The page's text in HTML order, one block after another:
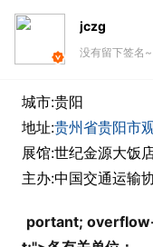
jczg
没有留下签名
城市:贵阳
地址:贵州省贵阳市
展馆:世纪金源大饭
主办:中国交通运输
portant;